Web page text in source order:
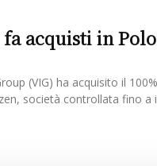
acquisti in
(VIG) ha acquisito il
società controllata fino a